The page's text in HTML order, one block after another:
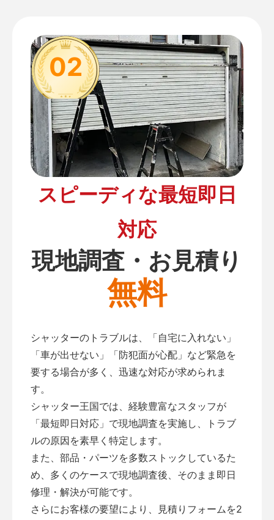
02
スピーディな最短即日
対応
現地調査・お見積り
無料
シャッターのトラブルは、「自宅に入れない」
「車が出せない」「防犯面が心配」など緊急を
要する場合が多く、迅速な対応が求められま
す。
シャッター王国では、経験豊富なスタッフが
「最短即日対応」で現地調査を実施し、トラブ
ルの原因を素早く特定します。
また、部品・パーツを多数ストックしているた
め、多くのケースで現地調査後、そのまま即日
修理・解決が可能です。
さらにお客様の要望により、見積りフォームを2